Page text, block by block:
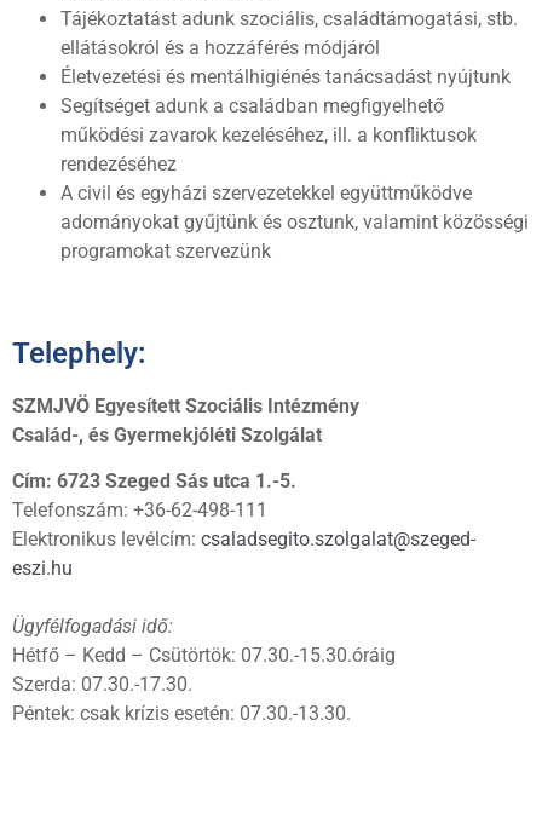
Tájékoztatást adunk szociális, családtámogatási, stb.
ellátásokról és a hozzáférés módjáról
Életvezetési és mentálhigiénés tanácsadást nyújtunk
Segítséget adunk a családban megfigyelhető
működési zavarok kezeléséhez, ill. a konfliktusok
rendezéséhez
A civil és egyházi szervezetekkel együttműködve
adományokat gyűjtünk és osztunk, valamint közösségi
programokat szervezünk
Telephely:
SZMJVÖ Egyesített Szociális Intézmény
Család-, és Gyermekjóléti Szolgálat
Cím: 6723 Szeged Sás utca 1.-5.
Telefonszám: +36-62-498-111
Elektronikus levélcím: csaladsegito.szolgalat@szeged-
eszi.hu
Ügyfélfogadási idő:
Hétfő – Kedd – Csütörtök: 07.30.-15.30.óráig
Szerda: 07.30.-17.30.
Péntek: csak krízis esetén: 07.30.-13.30.